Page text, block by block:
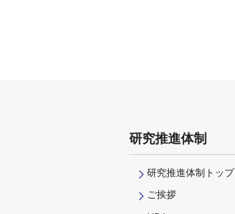
研究推進体制
研究推進体制トップ
ご挨拶